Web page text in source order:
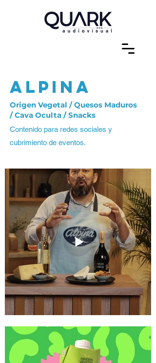
ALPINA
Origen Vegetal / Quesos Maduros
/ Cava Oculta / Snacks
Contenido para redes sociales y
cubrimiento de eventos.